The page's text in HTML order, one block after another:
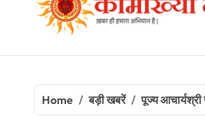
Home बड़ी खबरें पूज्य आचार्यश्री